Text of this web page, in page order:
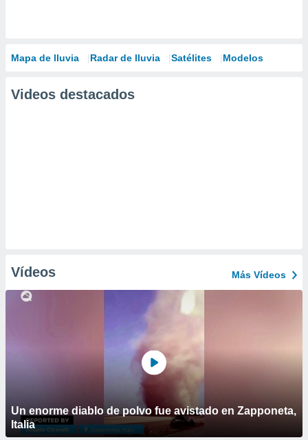
Mapa de lluvia Radar de lluvia Satélites Modelos
Videos destacados
Vídeos Más Vídeos
Un enorme diablo de polvo fue avistado en Zapponeta,
Italia